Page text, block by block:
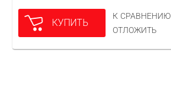
КУПИТЬ
К СРАВНЕНИЮ
ОТЛОЖИТЬ